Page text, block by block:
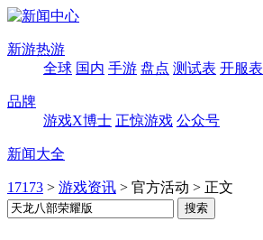
新游热游
全球 国内 手游 盘点 测试表 开服表
品牌
游戏X博士 正惊游戏 公众号
新闻大全
17173 > 游戏资讯 > 官方活动 > 正文